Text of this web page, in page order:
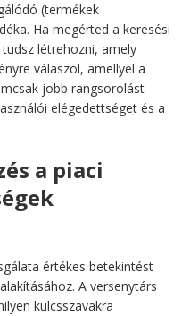
(termékek
Ha megérted a keresési
létrehozni, amely
válaszol, amellyel a
jobb rangsorolást
elégedettséget és a
a piaci
értékes betekintést
A versenytárs
kulcsszavakra